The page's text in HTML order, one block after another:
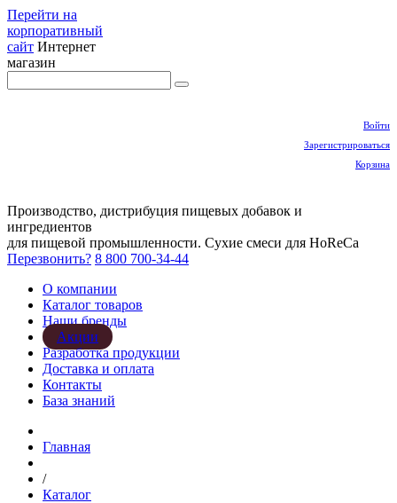
Перейти на
корпоративный
сайт Интернет
магазин
Войти
Зарегистрироваться
Корзина
Производство, дистрибуция пищевых добавок и
ингредиентов
для пищевой промышленности. Сухие смеси для HoReCa
Перезвонить? 8 800 700-34-44
О компании
Каталог товаров
Наши бренды
Акции
Разработка продукции
Доставка и оплата
Контакты
База знаний
Главная
/
Каталог